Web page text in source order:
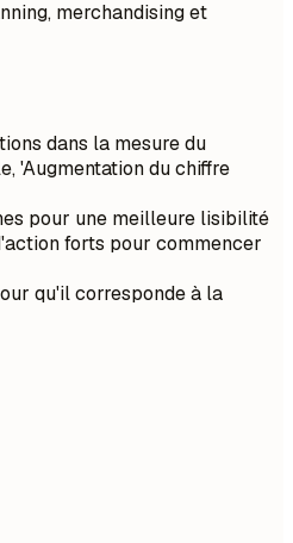
merchandising et
dans la mesure du
'Augmentation du chiffre
pour une meilleure lisibilité
forts pour commencer
qu'il corresponde à la